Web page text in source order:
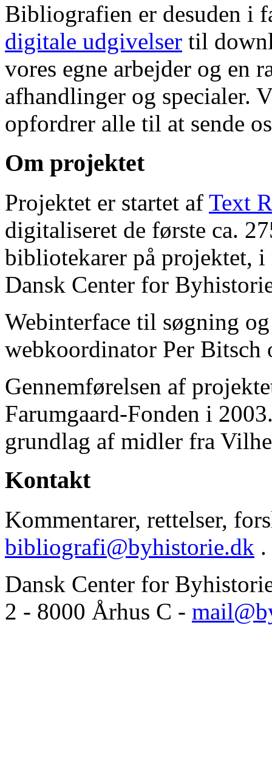
Bibliografien er desuden i
digitale udgivelser til
vores egne arbejder og en
afhandlinger og specialer.
opfordrer alle til at sende
Om projektet
Projektet er startet af Text
digitaliseret de første ca.
bibliotekarer på projektet, i
Dansk Center for
Webinterface til søgning
webkoordinator Per Bitsch
Gennemførelsen af
Farumgaard-Fonden i
grundlag af midler fra
Kontakt
Kommentarer, rettelser,
bibliografi@byhistorie.dk .
Dansk Center for
2 - 8000 Århus C -